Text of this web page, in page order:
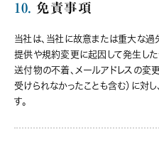
10. 免責事項
当社は、当社に故意または重大な過
提供や規約変更に起因して発生し
送付物の不着、メールアドレスの変
受けられなかったことも含む）に対
す。